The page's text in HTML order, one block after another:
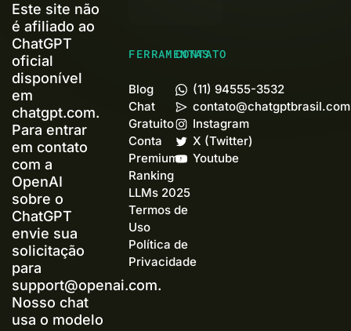
Este site não
é afiliado ao
ChatGPT
oficial
disponível
em
chatgpt.com.
Para entrar
em contato
com a
OpenAI
sobre o
ChatGPT
envie sua
solicitação
para
support@openai.com.
Nosso chat
usa o modelo
FERRAMENTAS
Blog
Chat
Gratuito
Conta
Premium+
Ranking
LLMs 2025
Termos de
Uso
Política de
Privacidade
CONTATO
(11) 94555-3532
Instagram
X (Twitter)
Youtube